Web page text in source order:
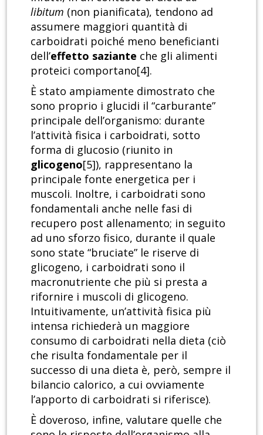
libitum (non pianificata), tendono ad
assumere maggiori quantità di
carboidrati poiché meno beneficianti
dell’effetto saziante che gli alimenti
proteici comportano[4].
È stato ampiamente dimostrato che
sono proprio i glucidi il “carburante”
principale dell’organismo: durante
l’attività fisica i carboidrati, sotto
forma di glucosio (riunito in
glicogeno[5]), rappresentano la
principale fonte energetica per i
muscoli. Inoltre, i carboidrati sono
fondamentali anche nelle fasi di
recupero post allenamento; in seguito
ad uno sforzo fisico, durante il quale
sono state “bruciate” le riserve di
glicogeno, i carboidrati sono il
macronutriente che più si presta a
rifornire i muscoli di glicogeno.
Intuitivamente, un’attività fisica più
intensa richiederà un maggiore
consumo di carboidrati nella dieta (ciò
che risulta fondamentale per il
successo di una dieta è, però, sempre il
bilancio calorico, a cui ovviamente
l’apporto di carboidrati si riferisce).
È doveroso, infine, valutare quelle che